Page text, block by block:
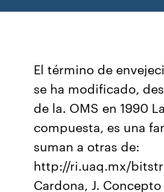
El término de
se ha modificado,
de la. OMS en 1990
compuesta, es una
suman a otras de:
http://ri.uaq.mx/
Cardona, J.